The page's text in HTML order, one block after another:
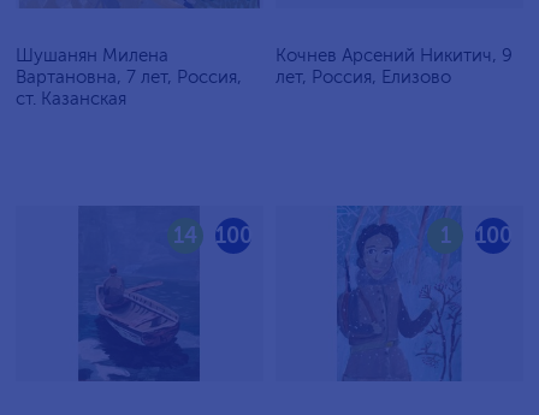
Шушанян Милена
Вартановна, 7 лет, Россия,
ст. Казанская
Кочнев Арсений Никитич, 9
лет, Россия, Елизово
100
14 100
1